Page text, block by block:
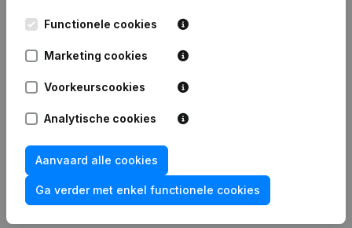
vermogen
€ 151.722 142.181
Personeel 0
Veelgestelde vragen
Wat is het KVK-nummer van Veldman?
Functionele cookies
Marketing cookies
Voorkeurscookies
Analytische cookies
Aanvaard alle cookies
Ga verder met enkel functionele cookies